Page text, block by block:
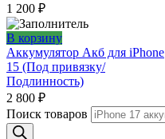
1 200 ₽
В корзину
Аккумулятор Акб для iPhone
15 (Под привязку/
Подлинность)
2 800 ₽
Поиск товаров